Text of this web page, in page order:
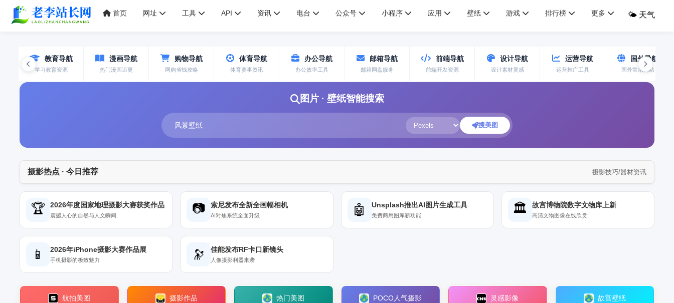
首页 网址 工具 API 资讯 电台 公众号 小程序 应用 壁纸 游戏 排行榜 更多 🌤️ 天气
教育导航
学习教育资源
漫画导航
热门漫画追更
购物导航
网购省钱攻略
体育导航
体育赛事资讯
办公导航
办公效率工具
邮箱导航
邮箱网盘服务
前端导航
前端开发资源
设计导航
设计素材灵感
运营导航
运营推广工具
国外导航
国外常用网站
图片 · 壁纸智能搜索
搜美图
摄影热点 · 今日推荐 摄影技巧/器材资讯
🏆 2026年度国家地理摄影大赛获奖作品
震撼人心的自然与人文瞬间
📷 索尼发布全新全画幅相机
AI对焦系统全面升级 🤖 Unsplash推出AI图片生成工具
免费商用图库新功能
🏛️ 故宫博物院数字文物库上新
高清文物图像在线欣赏
📱 2026年iPhone摄影大赛作品展
手机摄影的极致魅力 🔭 佳能发布RF卡口新镜头
人像摄影利器来袭
航拍美图 摄影作品 热门美图 POCO人气摄影 灵感影像 故宫壁纸